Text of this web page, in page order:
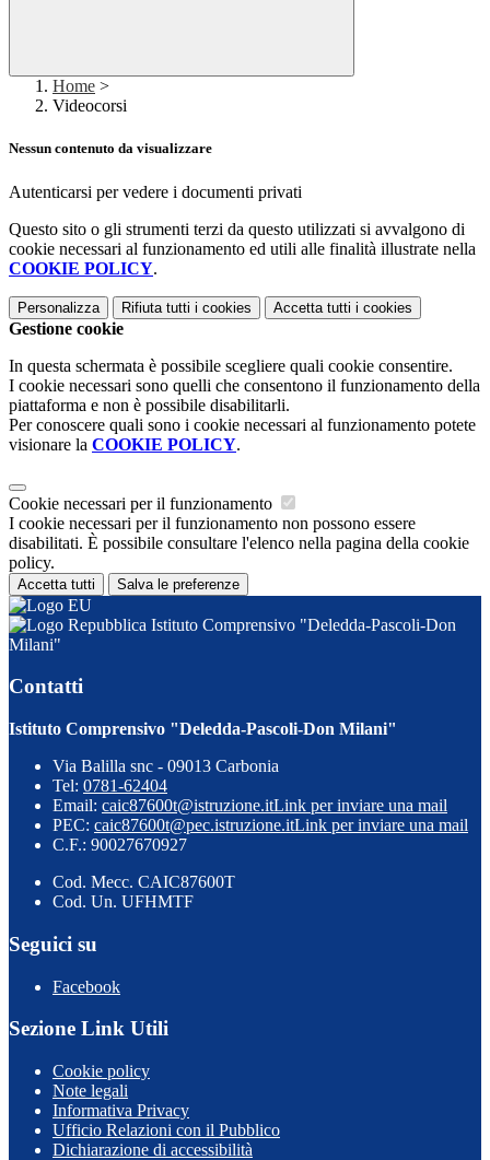
Home >
Videocorsi
Nessun contenuto da visualizzare
Autenticarsi per vedere i documenti privati
Questo sito o gli strumenti terzi da questo utilizzati si avvalgono di
cookie necessari al funzionamento ed utili alle finalità illustrate nella
COOKIE POLICY.
Personalizza Rifiuta tutti i cookies Accetta tutti i cookies
Gestione cookie
In questa schermata è possibile scegliere quali cookie consentire.
I cookie necessari sono quelli che consentono il funzionamento della
piattaforma e non è possibile disabilitarli.
Per conoscere quali sono i cookie necessari al funzionamento potete
visionare la COOKIE POLICY.
Cookie necessari per il funzionamento
I cookie necessari per il funzionamento non possono essere
disabilitati. È possibile consultare l'elenco nella pagina della cookie
policy.
Accetta tutti Salva le preferenze
Istituto Comprensivo "Deledda-Pascoli-Don
Milani"
Contatti
Istituto Comprensivo "Deledda-Pascoli-Don Milani"
Via Balilla snc - 09013 Carbonia
Tel: 0781-62404
Email: caic87600t@istruzione.itLink per inviare una mail
PEC: caic87600t@pec.istruzione.itLink per inviare una mail
C.F.: 90027670927
Cod. Mecc. CAIC87600T
Cod. Un. UFHMTF
Seguici su
Facebook
Sezione Link Utili
Cookie policy
Note legali
Informativa Privacy
Ufficio Relazioni con il Pubblico
Dichiarazione di accessibilità